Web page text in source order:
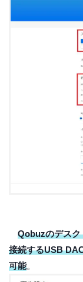
Qobuzのデスク
接続するUSB
可能。